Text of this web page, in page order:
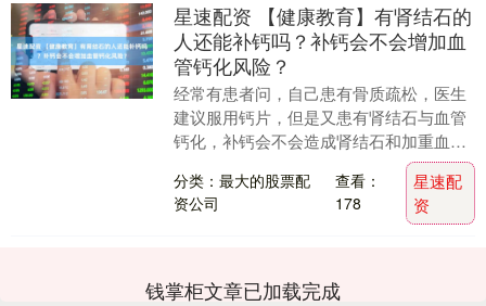
星速配资 【健康教育】有肾结石的
人还能补钙吗？补钙会不会增加血
管钙化风险？
经常有患者问，自己患有骨质疏松，医生
建议服用钙片，但是又患有肾结石与血管
钙化，补钙会不会造成肾结石和加重血管
钙化？ 1 有肾结石的人 还能补钙吗？ 很
多人认为，....
分类：最大的股票配
资公司
查看：
178
星速配
资
钱掌柜文章已加载完成